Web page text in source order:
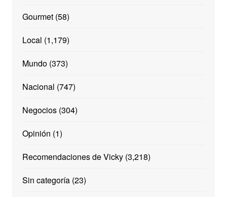
Gourmet(58)
Local (1,179)
Mundo(373)
Nacional (747)
Negocios(304)
Opinión (1)
Recomendaciones de Vicky(3,218)
Sin categoría(23)